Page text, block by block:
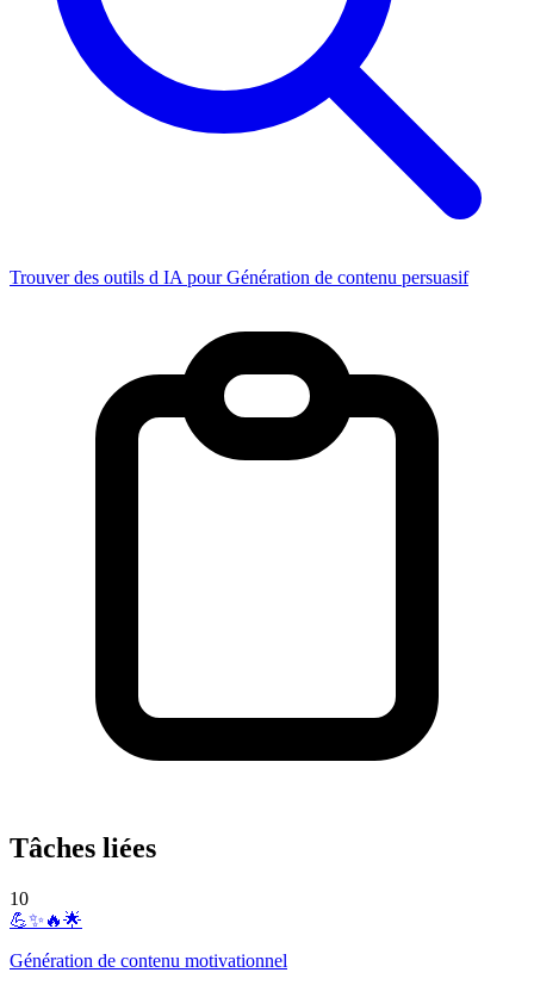
Trouver des outils d IA pour Génération de contenu persuasif
Tâches liées
10
💪✨🔥🌟
Génération de contenu motivationnel